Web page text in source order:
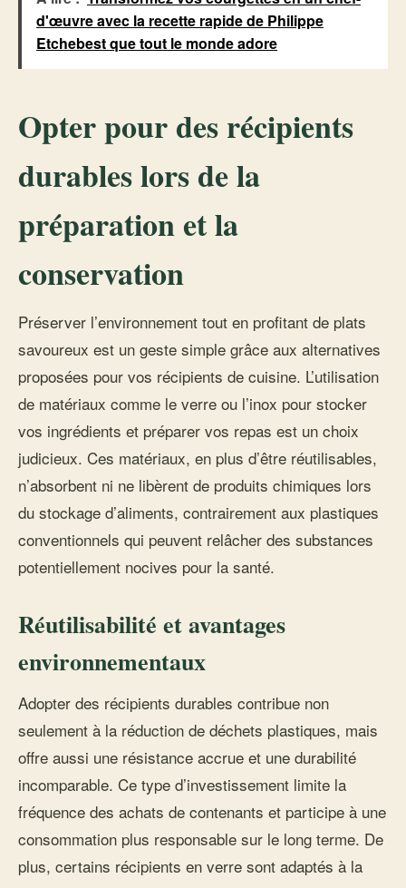
d'œuvre avec la recette rapide de Philippe
Etchebest que tout le monde adore
Opter pour des récipients
durables lors de la
préparation et la
conservation
Préserver l’environnement tout en profitant de plats
savoureux est un geste simple grâce aux alternatives
proposées pour vos récipients de cuisine. L’utilisation
de matériaux comme le verre ou l’inox pour stocker
vos ingrédients et préparer vos repas est un choix
judicieux. Ces matériaux, en plus d’être réutilisables,
n’absorbent ni ne libèrent de produits chimiques lors
du stockage d’aliments, contrairement aux plastiques
conventionnels qui peuvent relâcher des substances
potentiellement nocives pour la santé.
Réutilisabilité et avantages
environnementaux
Adopter des récipients durables contribue non
seulement à la réduction de déchets plastiques, mais
offre aussi une résistance accrue et une durabilité
incomparable. Ce type d’investissement limite la
fréquence des achats de contenants et participe à une
consommation plus responsable sur le long terme. De
plus, certains récipients en verre sont adaptés à la